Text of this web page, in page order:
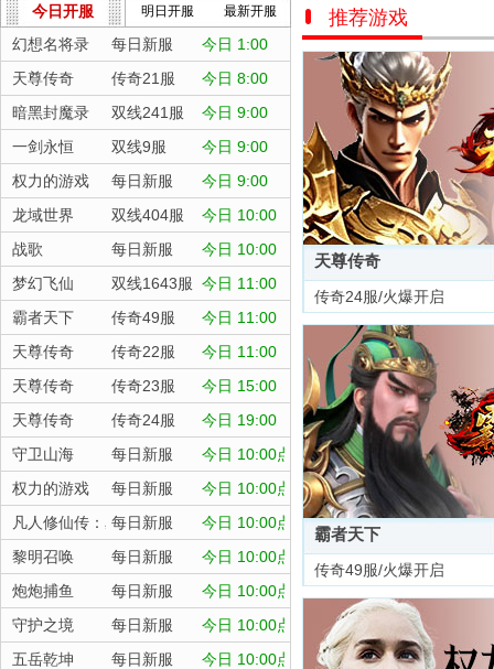
今日开服 明日开服 最新开服
幻想名将录 每日新服
今日 1:00
天尊传奇
传奇21服
今日 8:00
暗黑封魔录
双线241服
今日 9:00
一剑永恒
双线9服
今日 9:00
权力的游戏
每日新服
今日 9:00
龙域世界
双线404服
今日 10:00
战歌
每日新服
今日 10:00
梦幻飞仙
双线1643服 今日 11:00
霸者天下
传奇49服
今日 11:00
天尊传奇
传奇22服
今日 11:00
天尊传奇
传奇23服
今日 15:00
天尊传奇
传奇24服
今日 19:00
守卫山海
每日新服
今日 10:00点
权力的游戏
每日新服
今日 10:00点
凡人修仙传：星海飞驰
每日新服
今日 10:00点
黎明召唤
每日新服
今日 10:00点
炮炮捕鱼
每日新服
今日 10:00点
守护之境
每日新服
今日 10:00点
五岳乾坤
每日新服
今日 10:00点
推荐游戏
天尊传奇
传奇24服/火爆开启
霸者天下
传奇49服/火爆开启